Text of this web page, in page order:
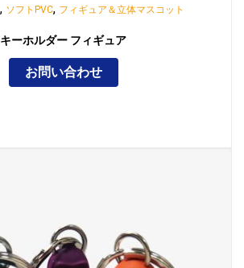
, ソフトPVC, フィギュア＆立体マスコット
キーホルダー フィギュア
お問い合わせ